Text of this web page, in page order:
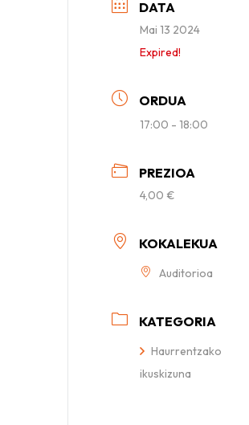
DATA
Mai 13 2024
Expired!
ORDUA
17:00 - 18:00
PREZIOA
4,00 €
KOKALEKUA
Auditorioa
KATEGORIA
Haurrentzako
ikuskizuna